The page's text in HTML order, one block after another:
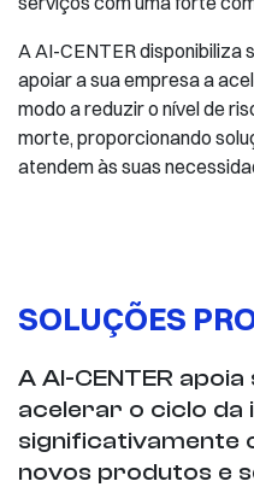
A AI-CENTER
apoiar a sua empresa a
modo a reduzir o nível de
morte, proporcionando
atendem às suas
SOLUÇÕES
A AI-CENTER
acelerar o ciclo da
significativamente
novos produtos e